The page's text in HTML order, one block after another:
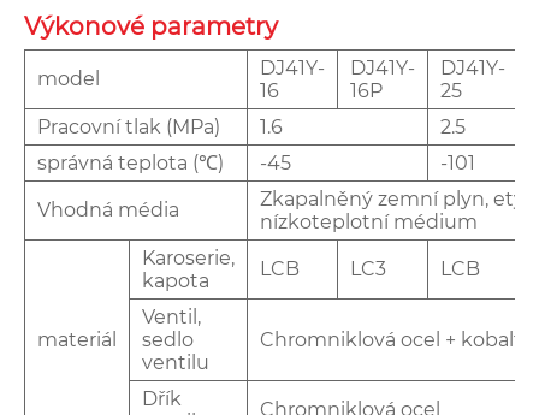
Výkonové parametry
model
DJ41Y-
16
DJ41Y-
16P
DJ41Y-
25
Pracovní tlak (MPa)
1.6
2.5
správná teplota (℃)
-45 -101
Vhodná média
Zkapalněný zemní plyn,
nízkoteplotní médium
materiál
Karoserie,
kapota
LCB LC3 LCB
Ventil,
sedlo
ventilu
Chromniklová ocel + kobalt
Dřík
Chromniklová ocel